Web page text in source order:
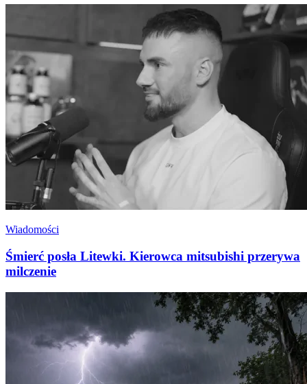
Wiadomości
Śmierć posła Litewki. Kierowca mitsubishi przerywa
milczenie